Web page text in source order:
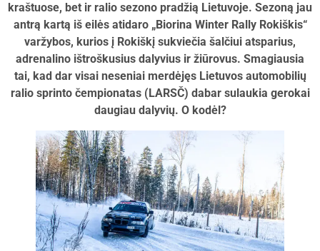
kraštuose, bet ir ralio sezono pradžią Lietuvoje. Sezoną jau
antrą kartą iš eilės atidaro „Biorina Winter Rally Rokiškis“
varžybos, kurios į Rokiškį sukviečia šalčiui atsparius,
adrenalino ištroškusius dalyvius ir žiūrovus. Smagiausia
tai, kad dar visai neseniai merdėjęs Lietuvos automobilių
ralio sprinto čempionatas (LARSČ) dabar sulaukia gerokai
daugiau dalyvių. O kodėl?